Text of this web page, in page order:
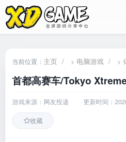
当前位置： 主页 / > 电脑游戏 / >
首都高赛车/Tokyo
游戏来源：网友投递 更新时间：
收藏